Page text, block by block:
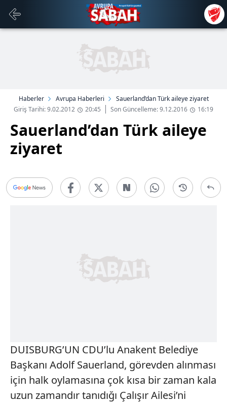
Haberler Avrupa Haberleri
Sauerland’dan Türk aileye ziyaret
Giriş Tarihi: 9.02.2012
20:45 Son Güncelleme: 9.12.2016 16:19
Sauerland’dan Türk aileye
ziyaret
DUISBURG’UN CDU’lu Anakent Belediye
Başkanı Adolf Sauerland, görevden alınması
için halk oylamasına çok kısa bir zaman kala
uzun zamandır tanıdığı Çalışır Ailesi’ni